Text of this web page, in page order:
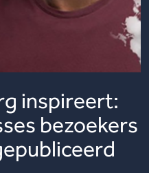
inspireert:
bezoekers